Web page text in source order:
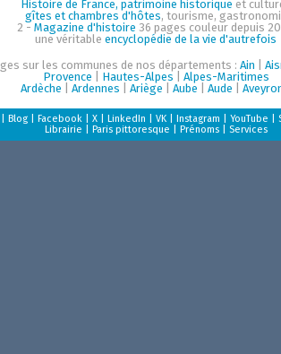
Histoire de France, patrimoine historique et
gîtes et chambres d'hôtes, tourisme,
2 - Magazine d'histoire 36 pages couleur depuis
une véritable encyclopédie de la vie d'autrefois
sur les communes de nos départements : Ain
Provence
Hautes-Alpes
Alpes-Maritimes
Ardèche
Ardennes Ariège Aube Aude
Blog| Facebook| X| LinkedIn VK| Instagram YouTube
Librairie
Paris pittoresque Prénoms| Services